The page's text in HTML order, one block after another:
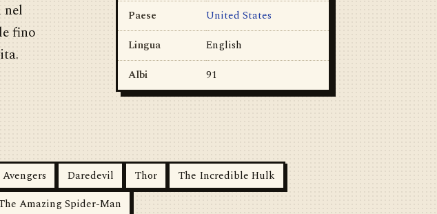
nel
fino
Paese
United States
Lingua
English
Albi
91
Daredevil Thor
The Incredible Hulk
Amazing Spider-Man